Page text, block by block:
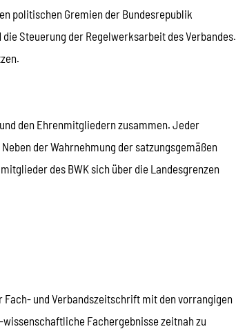
politischen Gremien der Bundesrepublik
Steuerung der Regelwerksarbeit des Verbandes.
den Ehrenmitgliedern zusammen. Jeder
der Wahrnehmung der satzungsgemäßen
des BWK sich über die Landesgrenzen
Fach- und Verbandszeitschrift mit den vorrangigen
Fachergebnisse zeitnah zu